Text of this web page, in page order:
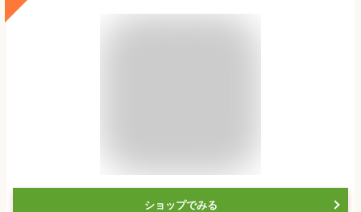
ショップでみる